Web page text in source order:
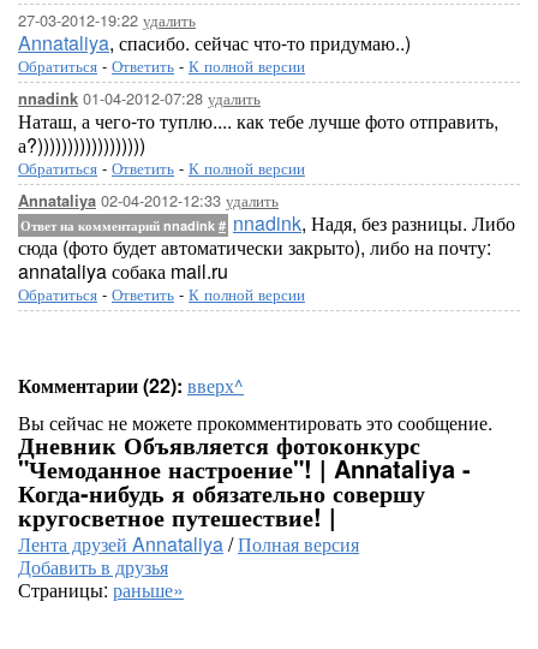
27-03-2012-19:22 удалить
Annataliya, спасибо. сейчас что-то придумаю..)
Обратиться - Ответить - К полной версии
nnadink 01-04-2012-07:28 удалить
Наташ, а чего-то туплю.... как тебе лучше фото отправить,
а?))))))))))))))))))
Обратиться - Ответить - К полной версии
Annataliya 02-04-2012-12:33 удалить
Ответ на комментарий nnadink # nnadink, Надя, без разницы. Либо
сюда (фото будет автоматически закрыто), либо на почту:
annataliya собака mail.ru
Обратиться - Ответить - К полной версии
Комментарии (22): вверх^
Вы сейчас не можете прокомментировать это сообщение.
Дневник Объявляется фотоконкурс
"Чемоданное настроение"! | Annataliya -
Когда-нибудь я обязательно совершу
кругосветное путешествие! |
Лента друзей Annataliya/Полная версия
Добавить в друзья
Страницы: раньше»